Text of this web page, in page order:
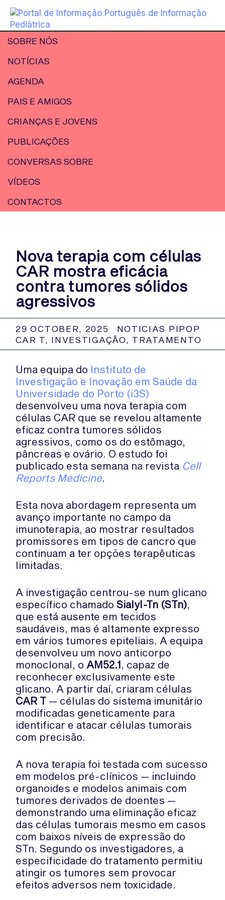
SOBRE NÓS
NOTÍCIAS
AGENDA
PAIS E AMIGOS
CRIANÇAS E JOVENS
PUBLICAÇÕES
CONVERSAS SOBRE
VÍDEOS
CONTACTOS
Nova terapia com células
CAR mostra eficácia
contra tumores sólidos
agressivos
29 OCTOBER, 2025
NOTICIAS PIPOP
CAR T
INVESTIGAÇÃO TRATAMENTO
Uma equipa do Instituto de
Investigação e Inovação em Saúde da
Universidade do Porto (i3S)
desenvolveu uma nova terapia com
células CAR que se revelou altamente
eficaz contra tumores sólidos
agressivos, como os do estômago,
pâncreas e ovário. O estudo foi
publicado esta semana na revista Cell
Reports Medicine.
Esta nova abordagem representa um
avanço importante no campo da
imunoterapia, ao mostrar resultados
promissores em tipos de cancro que
continuam a ter opções terapêuticas
limitadas.
A investigação centrou-se num glicano
específico chamadoSialyl-Tn (STn),
que está ausente em tecidos
saudáveis, mas é altamente expresso
em vários tumores epiteliais. A equipa
desenvolveu um novo anticorpo
monoclonal, o AM52.1, capaz de
reconhecer exclusivamente este
glicano. A partir daí, criaram células
CAR T — células do sistema imunitário
modificadas geneticamente para
identificar e atacar células tumorais
com precisão.
A nova terapia foi testada com sucesso
em modelos pré-clínicos — incluindo
organoides e modelos animais com
tumores derivados de doentes —
demonstrando uma eliminação eficaz
das células tumorais mesmo em casos
com baixos níveis de expressão do
STn. Segundo os investigadores, a
especificidade do tratamento permitiu
atingir os tumores sem provocar
efeitos adversos nem toxicidade.